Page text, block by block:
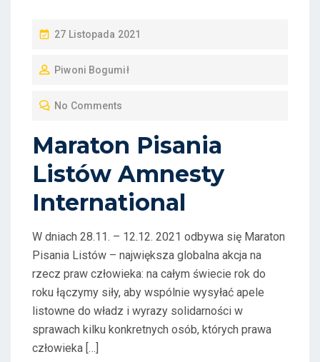
P
S
O
N
27 Listopada 2021
Piwoni Bogumił
No Comments
Maraton Pisania
Listów Amnesty
International
W dniach 28.11. – 12.12. 2021 odbywa się Maraton
Pisania Listów – największa globalna akcja na
rzecz praw człowieka: na całym świecie rok do
roku łączymy siły, aby wspólnie wysyłać apele
listowne do władz i wyrazy solidarności w
sprawach kilku konkretnych osób, których prawa
człowieka […]